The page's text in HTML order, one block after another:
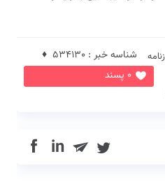
0 پسند
شناسه خبر : 534130 ♦
in